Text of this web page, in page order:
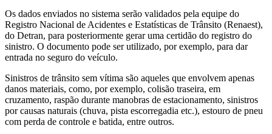
Os dados enviados no sistema serão validados pela equipe do
Registro Nacional de Acidentes e Estatísticas de Trânsito (Renaest),
do Detran, para posteriormente gerar uma certidão do registro do
sinistro. O documento pode ser utilizado, por exemplo, para dar
entrada no seguro do veículo.
Sinistros de trânsito sem vítima são aqueles que envolvem apenas
danos materiais, como, por exemplo, colisão traseira, em
cruzamento, raspão durante manobras de estacionamento, sinistros
por causas naturais (chuva, pista escorregadia etc.), estouro de pneu
com perda de controle e batida, entre outros.